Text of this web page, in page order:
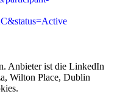
Anbieter ist die LinkedIn
Wilton Place, Dublin